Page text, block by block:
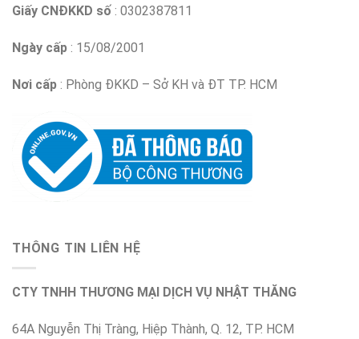
Giấy CNĐKKD số : 0302387811
Ngày cấp : 15/08/2001
Nơi cấp : Phòng ĐKKD – Sở KH và ĐT TP. HCM
THÔNG TIN LIÊN HỆ
CTY TNHH THƯƠNG MẠI DỊCH VỤ NHẬT THĂNG
64A Nguyễn Thị Tràng, Hiệp Thành, Q. 12, TP. HCM